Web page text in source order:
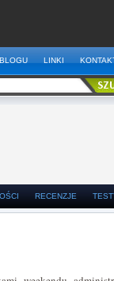
LINKI
RECENZJE